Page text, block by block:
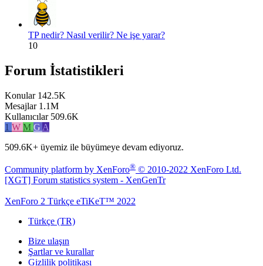
TP nedir? Nasıl verilir? Ne işe yarar?
10
Forum İstatistikleri
Konular 142.5K
Mesajlar 1.1M
Kullanıcılar 509.6K
1 W M G A
509.6K+ üyemiz ile büyümeye devam ediyoruz.
Community platform by XenForo® © 2010-2022 XenForo Ltd.
[XGT] Forum statistics system - XenGenTr
XenForo 2 Türkçe eTiKeT™ 2022
Türkçe (TR)
Bize ulaşın
Şartlar ve kurallar
Gizlilik politikası